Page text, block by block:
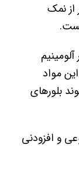
نمک
مواد
بلورهای
و افزودنی